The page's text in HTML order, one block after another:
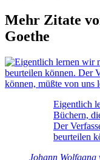
Mehr Zitate
Goethe
Eigentlich
Büchern,
Der
beurteilen
Johann Wolfgang